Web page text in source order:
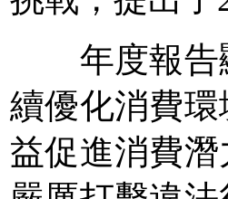
年度報告顯
續優化消費
益促進消費